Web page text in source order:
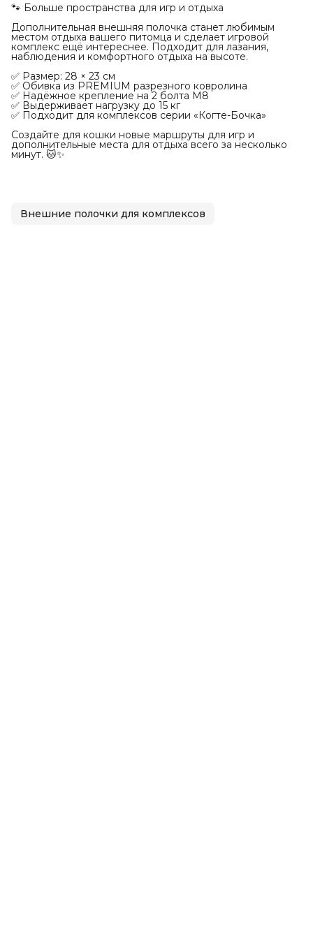
🐾 Больше пространства для игр и отдыха
Дополнительная внешняя полочка станет любимым
местом отдыха вашего питомца и сделает игровой
комплекс ещё интереснее. Подходит для лазания,
наблюдения и комфортного отдыха на высоте.
✅ Размер: 28 × 23 см
✅ Обивка из PREMIUM разрезного ковролина
✅ Надёжное крепление на 2 болта М8
✅ Выдерживает нагрузку до 15 кг
✅ Подходит для комплексов серии «Когте-Бочка»
Создайте для кошки новые маршруты для игр и
дополнительные места для отдыха всего за несколько
минут. 🐱✨
Внешние полочки для комплексов